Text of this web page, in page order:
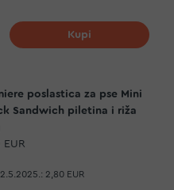
Dodaj na listu želja
Kupi
poslastica za pse Mini
Sandwich piletina i riža
EUR
2.5.2025.: 2,80 EUR